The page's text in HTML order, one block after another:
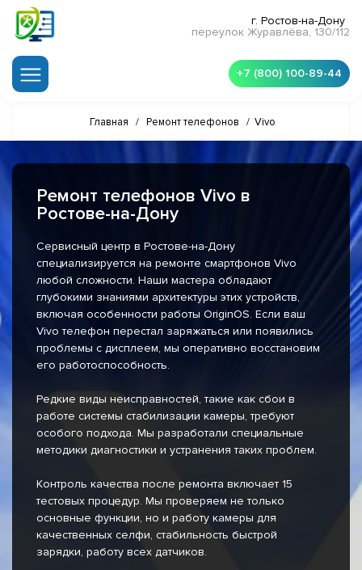
г. Ростов-на-Дону
переулок Журавлёва, 130/112
+7 (800) 100-89-44
Главная / Ремонт телефонов / Vivo
Ремонт телефонов Vivo в
Ростове-на-Дону
Сервисный центр в Ростове-на-Дону
специализируется на ремонте смартфонов Vivo
любой сложности. Наши мастера обладают
глубокими знаниями архитектуры этих устройств,
включая особенности работы OriginOS. Если ваш
Vivo телефон перестал заряжаться или появились
проблемы с дисплеем, мы оперативно восстановим
его работоспособность.
Редкие виды неисправностей, такие как сбои в
работе системы стабилизации камеры, требуют
особого подхода. Мы разработали специальные
методики диагностики и устранения таких проблем.
Контроль качества после ремонта включает 15
тестовых процедур. Мы проверяем не только
основные функции, но и работу камеры для
качественных селфи, стабильность быстрой
зарядки, работу всех датчиков.